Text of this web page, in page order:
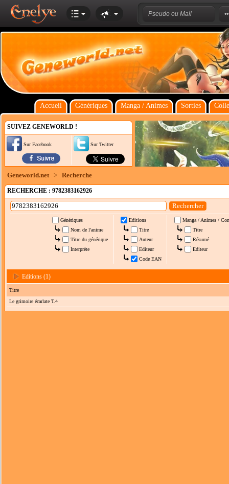
Accueil Génériques Manga / Animes Sorties
SUIVEZ GENEWORLD !
Sur Facebook Sur Twitter
Geneworld.net > Recherche
RECHERCHE : 9782383162926
Génériques
Nom de l'anime
Titre du générique
Interprète
Editions
Titre
Auteur
Editeur
Code EAN
Manga / Animes /
Titre
Résumé
Editeur
Editions (1)
Titre
Le grimoire écarlate T.4